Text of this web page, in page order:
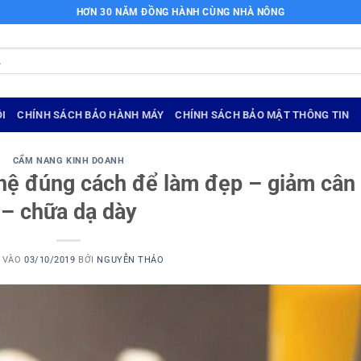
HƠN 30 NĂM ĐỒNG HÀNH CÙNG NHÀ NÔNG
CHÍNH SÁCH BẢO HÀNH MÁY CHÍNH SÁCH BẢO MẬT THÔNG TIN
CẨM NANG KINH DOANH
đúng cách để làm đẹp – giảm cân
– chữa dạ dày
03/10/2019 BỞI NGUYỄN THẢO